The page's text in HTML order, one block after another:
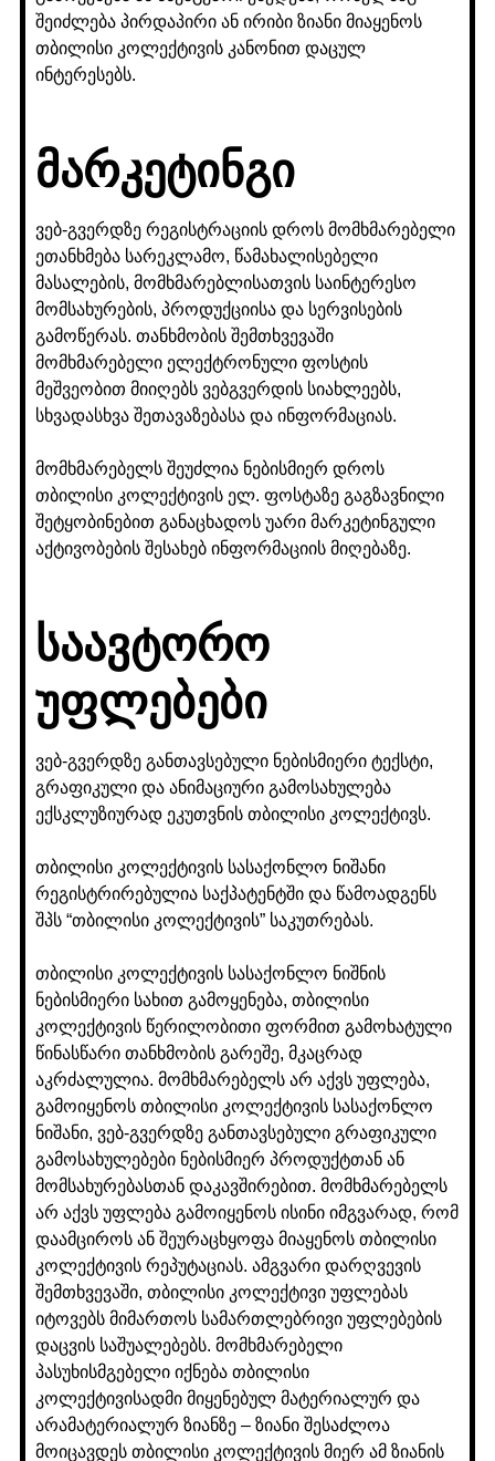
შეიძლება პირდაპირი ან ირიბი ზიანი მიაყენოს
თბილისი კოლექტივის კანონით დაცულ
ინტერესებს.
მარკეტინგი
ვებ-გვერდზე რეგისტრაციის დროს მომხმარებელი
ეთანხმება სარეკლამო, წამახალისებელი
მასალების, მომხმარებლისათვის საინტერესო
მომსახურების, პროდუქციისა და სერვისების
გამოწერას. თანხმობის შემთხვევაში
მომხმარებელი ელექტრონული ფოსტის
მეშვეობით მიიღებს ვებგვერდის სიახლეებს,
სხვადასხვა შეთავაზებასა და ინფორმაციას.
მომხმარებელს შეუძლია ნებისმიერ დროს
თბილისი კოლექტივის ელ. ფოსტაზე გაგზავნილი
შეტყობინებით განაცხადოს უარი მარკეტინგული
აქტივობების შესახებ ინფორმაციის მიღებაზე.
საავტორო
უფლებები
ვებ-გვერდზე განთავსებული ნებისმიერი ტექსტი,
გრაფიკული და ანიმაციური გამოსახულება
ექსკლუზიურად ეკუთვნის თბილისი კოლექტივს.
თბილისი კოლექტივის სასაქონლო ნიშანი
რეგისტრირებულია საქპატენტში და წამოადგენს
შპს “თბილისი კოლექტივის” საკუთრებას.
თბილისი კოლექტივის სასაქონლო ნიშნის
ნებისმიერი სახით გამოყენება, თბილისი
კოლექტივის წერილობითი ფორმით გამოხატული
წინასწარი თანხმობის გარეშე, მკაცრად
აკრძალულია. მომხმარებელს არ აქვს უფლება,
გამოიყენოს თბილისი კოლექტივის სასაქონლო
ნიშანი, ვებ-გვერდზე განთავსებული გრაფიკული
გამოსახულებები ნებისმიერ პროდუქტთან ან
მომსახურებასთან დაკავშირებით. მომხმარებელს
არ აქვს უფლება გამოიყენოს ისინი იმგვარად, რომ
დაამციროს ან შეურაცხყოფა მიაყენოს თბილისი
კოლექტივის რეპუტაციას. ამგვარი დარღვევის
შემთხვევაში, თბილისი კოლექტივი უფლებას
იტოვებს მიმართოს სამართლებრივი უფლებების
დაცვის საშუალებებს. მომხმარებელი
პასუხისმგებელი იქნება თბილისი
კოლექტივისადმი მიყენებულ მატერიალურ და
არამატერიალურ ზიანზე – ზიანი შესაძლოა
მოიცავდეს თბილისი კოლექტივის მიერ ამ ზიანის